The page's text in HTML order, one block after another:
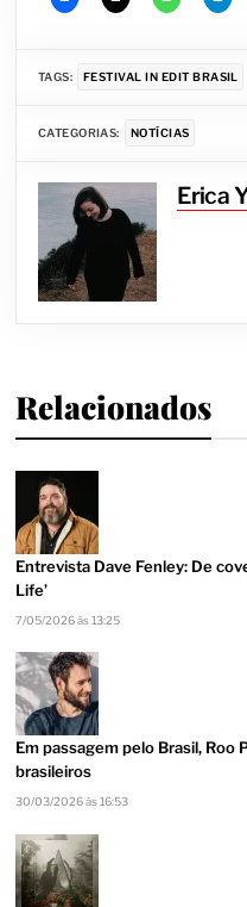
TAGS: FESTIVAL IN EDIT BRASIL
CATEGORIAS: NOTÍCIAS
Erica
Relacionados
Entrevista Dave Fenley: De
Life’
7/05/2026 às 13:25
Em passagem pelo Brasil, Roo
brasileiros
30/03/2026 às 16:53